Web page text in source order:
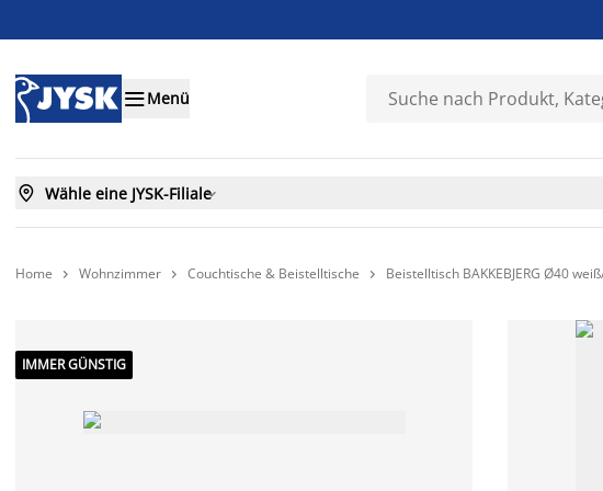
Menü
 Wähle eine JYSK-Filiale
Home  Wohnzimmer  Couchtische & Beistelltische  Beistelltisch BAKKEBJERG Ø40
IMMER GÜNSTIG